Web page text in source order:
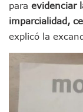
para evidenciar
imparcialidad,
explicó la